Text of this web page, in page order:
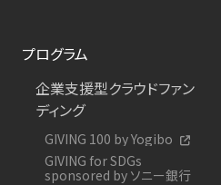
プログラム
企業支援型クラウドファン
ディング
GIVING 100 by Yogibo
GIVING for SDGs
sponsored by ソニー銀行